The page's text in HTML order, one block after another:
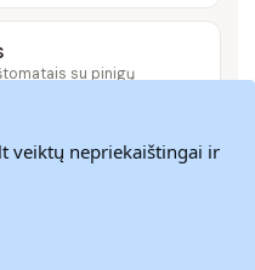
su pinigų
jūsų duomenų
veiktų nepriekaištingai ir